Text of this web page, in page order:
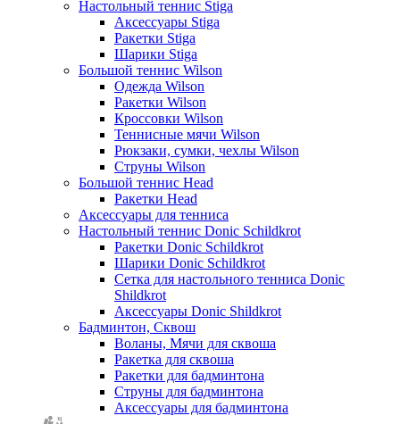
Настольный теннис Stiga
Аксессуары Stiga
Ракетки Stiga
Шарики Stiga
Большой теннис Wilson
Одежда Wilson
Ракетки Wilson
Кроссовки Wilson
Теннисные мячи Wilson
Рюкзаки, сумки, чехлы Wilson
Струны Wilson
Большой теннис Head
Ракетки Head
Аксессуары для тенниса
Настольный теннис Donic Schildkrot
Ракетки Donic Schildkrot
Шарики Donic Schildkrot
Сетка для настольного тенниса Donic
Shildkrot
Аксессуары Donic Shildkrot
Бадминтон, Сквош
Воланы, Мячи для сквоша
Ракетка для сквоша
Ракетки для бадминтона
Струны для бадминтона
Аксессуары для бадминтона